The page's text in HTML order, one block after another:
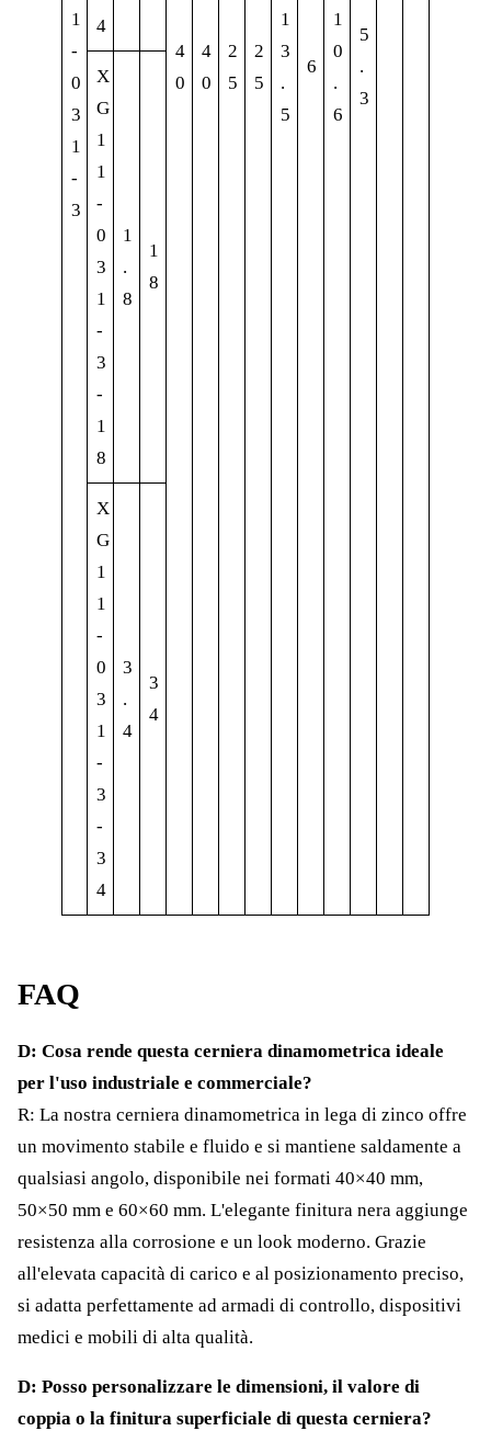
1
-
0
3
1
-
3
4
0
4
0
2
5
2
5
1
3
.
5
6
1
0
.
6
5
.
3
4
X
G
1
1
-
0
3
1
-
3
-
1
8
1
.
8
1
8
X
G
1
1
-
0
3
1
-
3
-
3
4
3
.
4
3
4
FAQ
D: Cosa rende questa cerniera dinamometrica ideale
per l'uso industriale e commerciale?
R: La nostra cerniera dinamometrica in lega di zinco offre
un movimento stabile e fluido e si mantiene saldamente a
qualsiasi angolo, disponibile nei formati 40×40 mm,
50×50 mm e 60×60 mm. L'elegante finitura nera aggiunge
resistenza alla corrosione e un look moderno. Grazie
all'elevata capacità di carico e al posizionamento preciso,
si adatta perfettamente ad armadi di controllo, dispositivi
medici e mobili di alta qualità.
D: Posso personalizzare le dimensioni, il valore di
coppia o la finitura superficiale di questa cerniera?